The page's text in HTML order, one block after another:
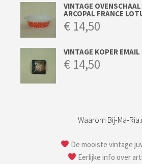
VINTAGE
ARCOPAL FRANCE
€ 14,50
VINTAGE KOPER
€ 14,50
Waarom Bij-Ma-
De mooiste vintage
Eerlijke info over